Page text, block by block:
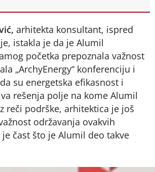
arhitekta konsultant, ispred
istakla je da je Alumil
početka prepoznala važnost
„ArchyEnergy“ konferenciju i
su energetska efikasnost i
rešenja polje na kome Alumil
reči podrške, arhitektica je još
održavanja ovakvih
čast što je Alumil deo takve